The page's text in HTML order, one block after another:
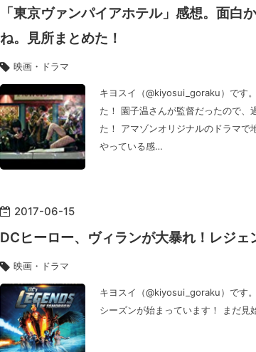
「東京ヴァンパイアホテル」感想。面白
ね。見所まとめた！
映画・ドラマ
キヨスイ（@kiyosui_goraku）です
た！ 園子温さんが監督だったので、
た！ アマゾンオリジナルのドラマで
やっている感…
2017-06-15
DCヒーロー、ヴィランが大暴れ！レジェ
映画・ドラマ
キヨスイ（@kiyosui_goraku）です
シーズンが始まっています！ まだ見